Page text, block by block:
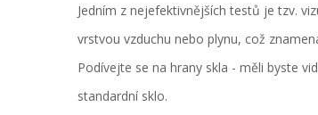
Jedním z nejefektivnějších testů je tzv.
vrstvou vzduchu nebo plynu, což
Podívejte se na hrany skla - měli byste
standardní sklo.